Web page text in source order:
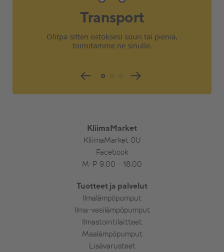
Transport
Olitpa sitten ostoksesi suuri tai pieniä,
toimitamme ne sinulle.
KliimaMarket
KliimaMarket OÜ
Facebook
M-P 9:00 - 18:00
Tuotteet ja palvelut
Ilmalämpöpumput
Ilma-vesilämpöpumput
Ilmastointilaitteet
Maalämpöpumput
Lisävarusteet